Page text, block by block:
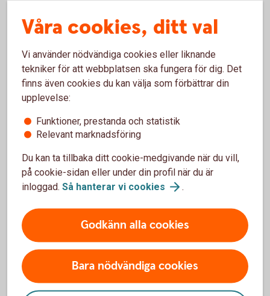
osäker tid
Även om omvärlden är osäker och den svenska
återhämtningen blir mer utdragen förväntas svensk BNP
växa med 1,5 procent i år och 2,5 procent 2026. Samtidigt
förväntas euroområdet växa med knappt en procent både i
år och nästa år.
– Svensk ekonomi har en underliggande styrka och trots all
osäkerhet ser svensk ekonomi ut att klara sig relativt bra.
Statsskulden är låg som andel av BNP vilket ger utrymme
för satsningar på både försvar och riktat stöd om
Läs hela rapporten
Swedbank Economic Outlook - Maj2025
Våra cookies, ditt val
Vi använder nödvändiga cookies eller liknande
tekniker för att webbplatsen ska fungera för dig. Det
finns även cookies du kan välja som förbättrar din
upplevelse:
Funktioner, prestanda och statistik
Relevant marknadsföring
Du kan ta tillbaka ditt cookie-medgivande när du vill,
på cookie-sidan eller under din profil när du är
inloggad. Så hanterar vi cookies .
Godkänn alla cookies
Bara nödvändiga cookies